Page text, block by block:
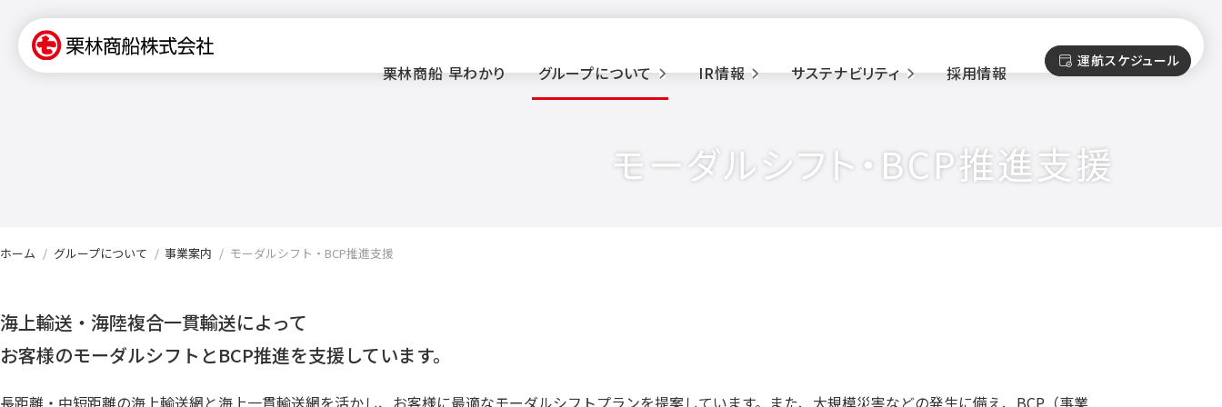
運航スケジュール
栗林商船 早わかり グループについて IR情報 サステナビリティ 採用情報
モーダルシフト・BCP推進支援
ホーム グループについて 事業案内 モーダルシフト・BCP推進支援
海上輸送・海陸複合一貫輸送によって
お客様のモーダルシフトとBCP推進を支援しています。
長距離・中短距離の海上輸送網と海上一貫輸送網を活かし、お客様に最適なモーダルシフトプランを提案しています。また、大規模災害などの発生に備え、BCP（事業